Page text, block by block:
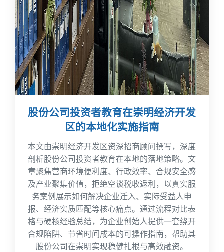
股份公司投资者教育在崇明经济开发
区的本地化实施指南
本文由崇明经济开发区资深招商顾问撰写，深度
剖析股份公司投资者教育在本地的落地策略。文
章聚焦营商环境便利度、行政效率、合规安全感
及产业聚集价值，拒绝空谈税收返利，以真实服
务案例展示如何解决企业迁入、实际受益人申
报、经济实质匹配等核心痛点。通过流程对比表
格与硬核经验总结，为企业创始人提供一套绕开
合规陷阱、节省时间成本的可操作指南，帮助其
股份公司在崇明实现稳健扎根与高效融资。